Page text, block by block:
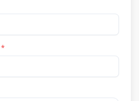
*